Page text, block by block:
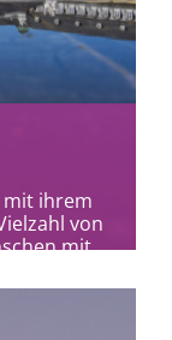
mit ihrem
von
mit